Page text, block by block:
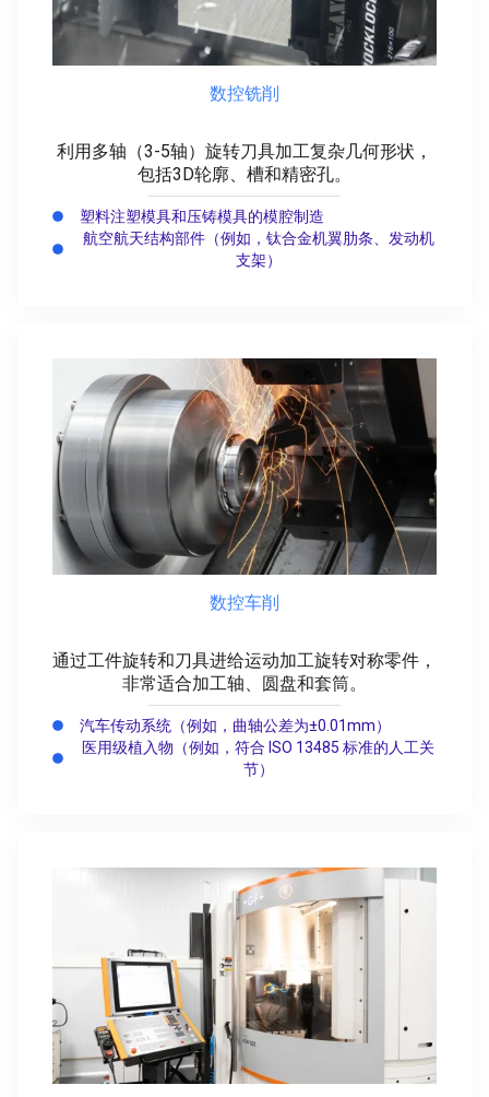
数控铣削
利用多轴（3-5轴）旋转刀具加工复杂几何形状，
包括3D轮廓、槽和精密孔。
塑料注塑模具和压铸模具的模腔制造
航空航天结构部件（例如，钛合金机翼肋条、发动机
支架）
数控车削
通过工件旋转和刀具进给运动加工旋转对称零件，
非常适合加工轴、圆盘和套筒。
汽车传动系统（例如，曲轴公差为±0.01mm）
医用级植入物（例如，符合 ISO 13485 标准的人工关
节）